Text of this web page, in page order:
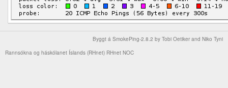
Byggt á SmokePing-2.8.2 by Tobi Oetiker and Niko Tyni
Rannsókna og háskólanet Íslands (RHnet) RHnet NOC